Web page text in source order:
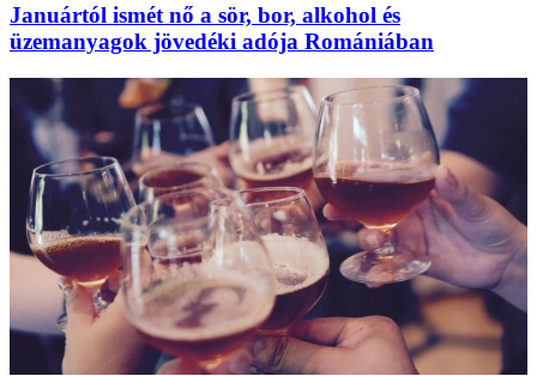
Januártól ismét nő a sör, bor, alkohol és
üzemanyagok jövedéki adója Romániában